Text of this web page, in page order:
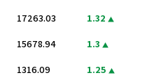
17263.03 1.32
15678.94 1.3
1316.09 1.25